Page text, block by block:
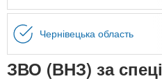
Чернівецька область
ЗВО (ВНЗ) за